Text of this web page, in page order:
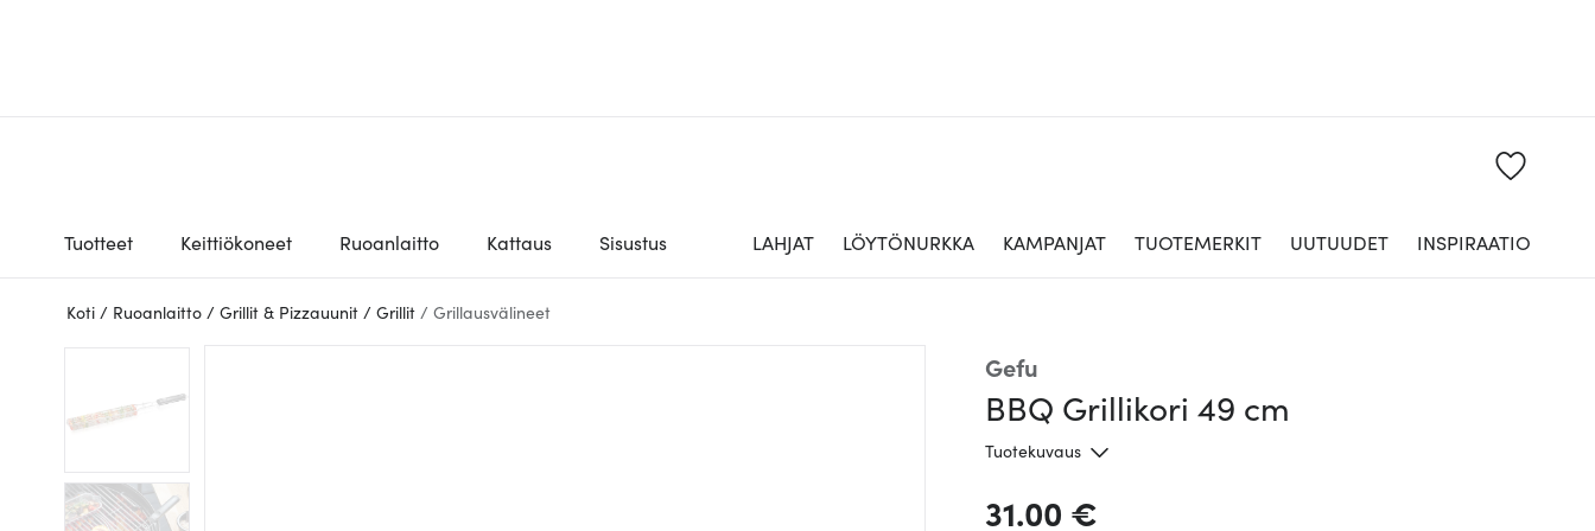
Tuotteet Keittiökoneet Ruoanlaitto Kattaus Sisustus LAHJAT LÖYTÖNURKKA KAMPANJAT TUOTEMERKIT UUTUUDET INSPIRAATIO
Koti / Ruoanlaitto / Grillit & Pizzauunit / Grillit / Grillausvälineet
Gefu
BBQ Grillikori 49 cm
Tuotekuvaus
31.00 €